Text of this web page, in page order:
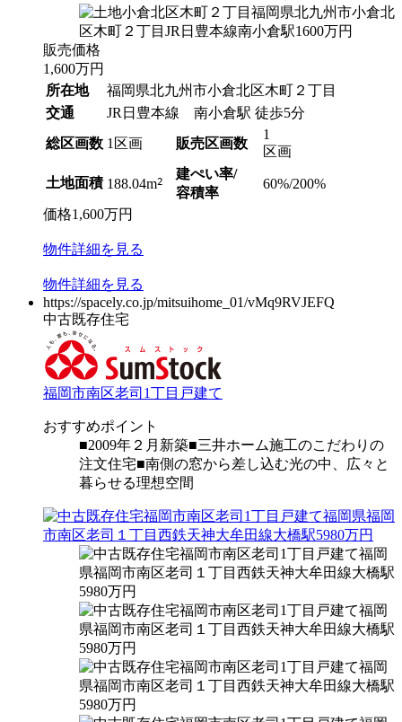
販売価格
1,600万円
所在地
福岡県北九州市小倉北区木町２丁目
交通
JR日豊本線 南小倉駅 徒歩5分
総区画数 1区画 販売区画数
1
区画
土地面積 188.04m2
建ぺい率/
容積率
60%/200%
価格1,600万円
物件詳細を見る
物件詳細を見る
https://spacely.co.jp/mitsuihome_01/vMq9RVJEFQ
中古既存住宅
福岡市南区老司1丁目戸建て
おすすめポイント
■2009年２月新築■三井ホーム施工のこだわりの
注文住宅■南側の窓から差し込む光の中、広々と
暮らせる理想空間